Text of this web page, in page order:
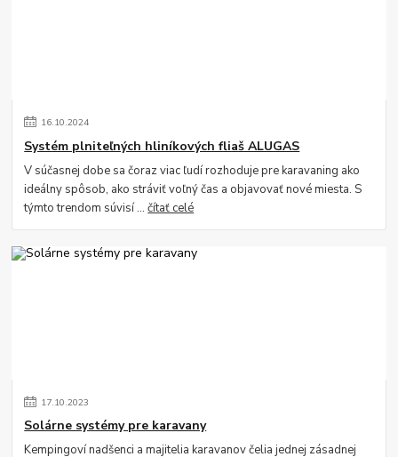
16.10.2024
Systém plniteľných hliníkových fliaš ALUGAS
V súčasnej dobe sa čoraz viac ľudí rozhoduje pre karavaning ako
ideálny spôsob, ako stráviť voľný čas a objavovať nové miesta. S
týmto trendom súvisí ...čítať celé
17.10.2023
Solárne systémy pre karavany
Kempingoví nadšenci a majitelia karavanov čelia jednej zásadnej